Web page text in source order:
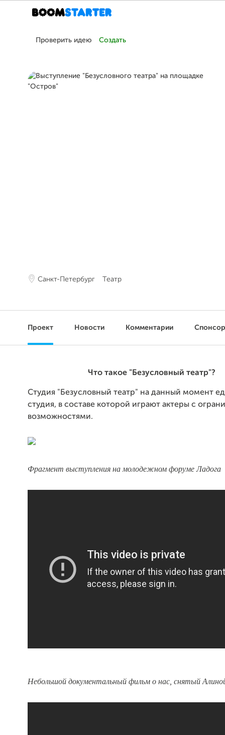
Проверить идею Создать
Санкт-Петербург Театр
Проект Новости Комментарии
Что такое "Безусловный театр"?
Студия "Безусловный театр" на данный момент
студия, в составе которой играют актеры с
возможностями.
Фрагмент выступления на молодежном форуме Ладога
Небольшой документальный фильм о нас, снятый